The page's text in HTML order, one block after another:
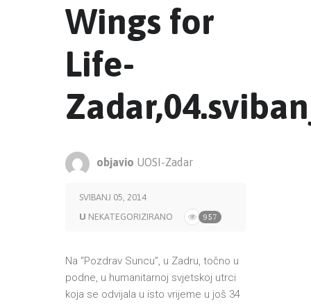
Wings for
Life-
objavio UOSI-Zadar
SVIBANJ 05, 2014
U NEKATEGORIZIRANO 957
Na “Pozdrav Suncu”, u Zadru, točno u
podne, u humanitarnoj svjetskoj utrci
koja se odvijala u isto vrijeme u još 34